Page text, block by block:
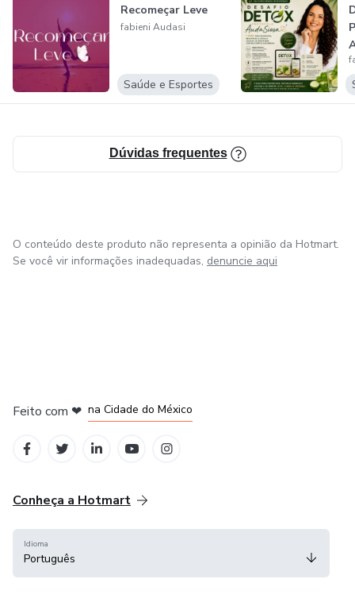
Recomeçar Leve
fabieni Audasi
Saúde e Esportes
Dúvidas frequentes
O conteúdo deste produto não representa a opinião da Hotmart.
Se você vir informações inadequadas, denuncie aqui
Feito com ❤ na Cidade do México
Conheça a Hotmart
Idioma
Português